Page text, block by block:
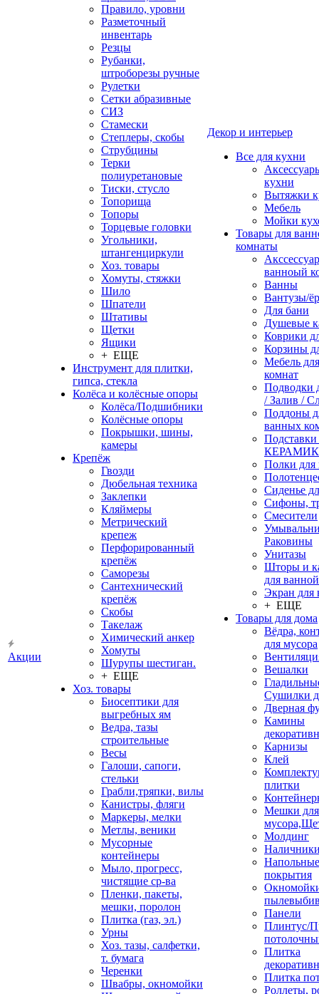
Акции
Правило, уровни
Разметочный
инвентарь
Резцы
Рубанки,
штроборезы ручные
Рулетки
Сетки абразивные
СИЗ
Стамески
Степлеры, скобы
Струбцины
Терки
полиуретановые
Тиски, стусло
Топорища
Топоры
Торцевые головки
Угольники,
штангенциркули
Хоз. товары
Хомуты, стяжки
Шило
Шпатели
Штативы
Щетки
Ящики
+ ЕЩЕ
Инструмент для плитки,
гипса, стекла
Колёса и колёсные опоры
Колёса/Подшибники
Колёсные опоры
Покрышки, шины,
камеры
Крепёж
Гвозди
Дюбельная техника
Заклепки
Кляймеры
Метрический
крепеж
Перфорированный
крепёж
Саморезы
Сантехнический
крепёж
Скобы
Такелаж
Химический анкер
Хомуты
Шурупы шестиган.
+ ЕЩЕ
Хоз. товары
Биосептики для
выгребных ям
Ведра, тазы
строительные
Весы
Галоши, сапоги,
стельки
Грабли,тряпки, вилы
Канистры, фляги
Маркеры, мелки
Метлы, веники
Мусорные
контейнеры
Мыло, прогресс,
чистящие ср-ва
Пленки, пакеты,
мешки, поролон
Плитка (газ, эл.)
Урны
Хоз. тазы, салфетки,
т. бумага
Черенки
Швабры, окномойки
Декор и интерьер
Все для кухни
кухни
Вытяжки
Мебель
Мойки
Товары для
комнаты
ванноый
Ванны
Вантузы/
Для бани
Душевые
Коврики
Корзины
Мебель
комнат
Подводки
/ Залив /
Поддоны
ванных
Полки для
Сиденье
Сифоны,
Смесители
Раковины
Унитазы
Шторы и
для ванной
Экран для
+ ЕЩЕ
Товары для дома
Вёдра,
для мусора
Вешалки
Сушилки
Дверная
Камины
Карнизы
Клей
плитки
Мешки для
Молдинг
Напольные
покрытия
Панели
Плинтус/
Плитка
Плитка
Роллеты,